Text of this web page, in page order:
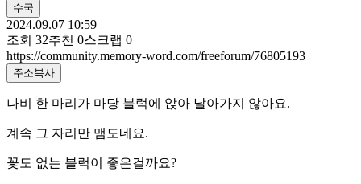
수국
2024.09.07 10:59
조회 32추천 0스크랩 0
https://community.memory-word.com/freeforum/76805193
주소복사
나비 한 마리가 마당 블럭에 앉아 날아가지 않아요.
계속 그 자리만 맴도네요.
꽃도 없는 블럭이 좋은걸까요?